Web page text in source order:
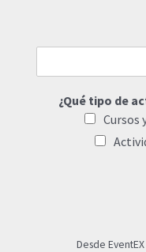
¿Qué tipo de
Cursos
Desde